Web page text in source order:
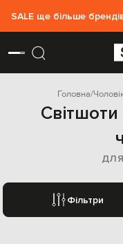
SALE ще більше
Головна
Фільтри